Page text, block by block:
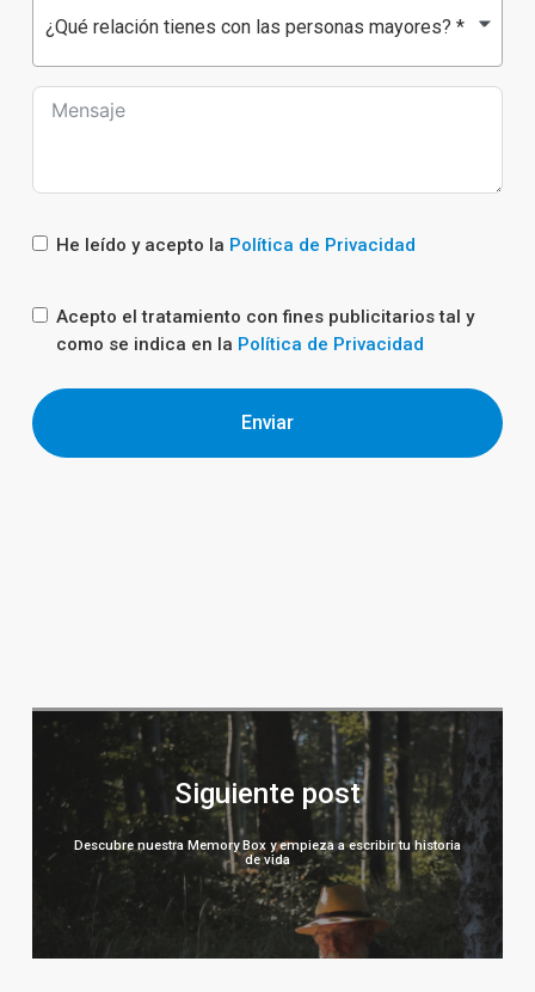
¿Qué relación tienes con las personas mayores? *
He leído y acepto la Política de Privacidad
Acepto el tratamiento con fines publicitarios tal y
como se indica en la Política de Privacidad
Enviar
Descubre nuestra Memory Box y empieza a escribir tu historia
de vida